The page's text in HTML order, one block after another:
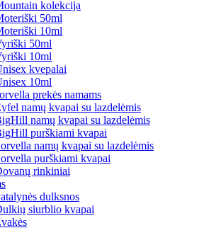
kolekcija
50ml
10ml
50ml
10ml
kvepalai
10ml
prekės namams
namų kvapai su lazdelėmis
namų kvapai su lazdelėmis
purškiami kvapai
namų kvapai su lazdelėmis
purškiami kvapai
rinkiniai
dulksnos
siurblio kvapai